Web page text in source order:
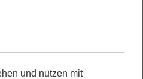
und nutzen mit